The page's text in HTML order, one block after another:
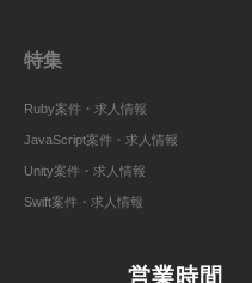
特集
Ruby案件・求人情報
JavaScript案件・求人情報
Unity案件・求人情報
Swift案件・求人情報
営業時間